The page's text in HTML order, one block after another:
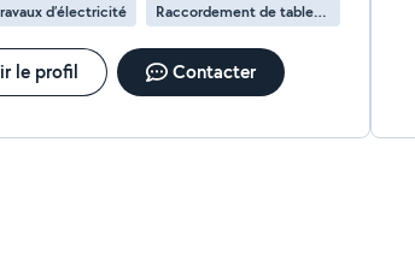
d’électricité Raccordement de tableau électrique
le profil Contacter